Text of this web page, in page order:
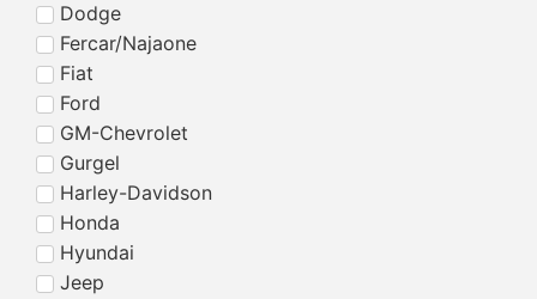
Dodge
Fercar/Najaone
Fiat
Ford
GM-Chevrolet
Gurgel
Harley-Davidson
Honda
Hyundai
Jeep